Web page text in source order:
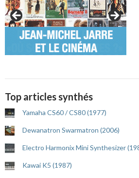
Top articles synthés
Yamaha CS60 / CS80 (1977)
Dewanatron Swarmatron (2006)
Electro Harmonix Mini Synthesizer
Kawai K5 (1987)